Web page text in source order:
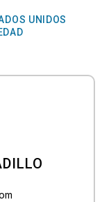
UNIDOS